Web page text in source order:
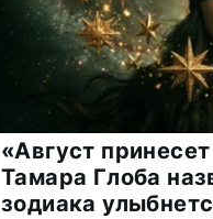
«Август
Тамара Глоба
зодиака